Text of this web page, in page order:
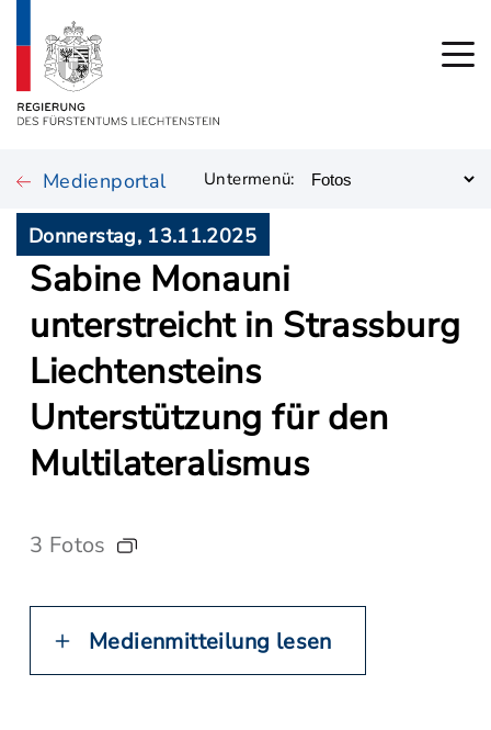
Medienportal Untermenü:
Donnerstag, 13.11.2025
Sabine Monauni
unterstreicht in Strassburg
Liechtensteins
Unterstützung für den
Multilateralismus
3 Fotos
Medienmitteilung lesen